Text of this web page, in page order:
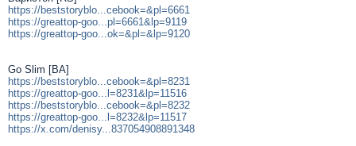
https://beststoryblo...cebook=&pl=6661
https://greattop-goo...pl=6661&lp=9119
https://greattop-goo...ok=&pl=&lp=9120
Go Slim [BA]
https://beststoryblo...cebook=&pl=8231
https://greattop-goo...l=8231&lp=11516
https://beststoryblo...cebook=&pl=8232
https://greattop-goo...l=8232&lp=11517
https://x.com/denisy...837054908891348